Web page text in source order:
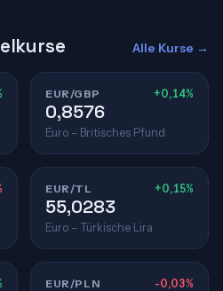
Alle Kurse →
EUR/GBP +0,14%
0,8576
Euro – Britisches Pfund
EUR/TL +0,15%
55,0283
Euro – Türkische Lira
EUR/PLN -0,03%